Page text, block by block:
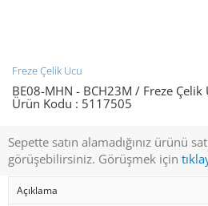
Freze Çelik Ucu
BE08-MHN - BCH23M / Freze
Ürün Kodu : 5117505
Sepette satın alamadığınız ürünü
görüşebilirsiniz. Görüşmek için
Açıklama